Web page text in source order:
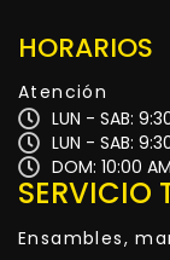
HORARIOS
Atención
LUN - SAB:
LUN - SAB:
DOM: 10:00
SERVICIO
Ensambles,